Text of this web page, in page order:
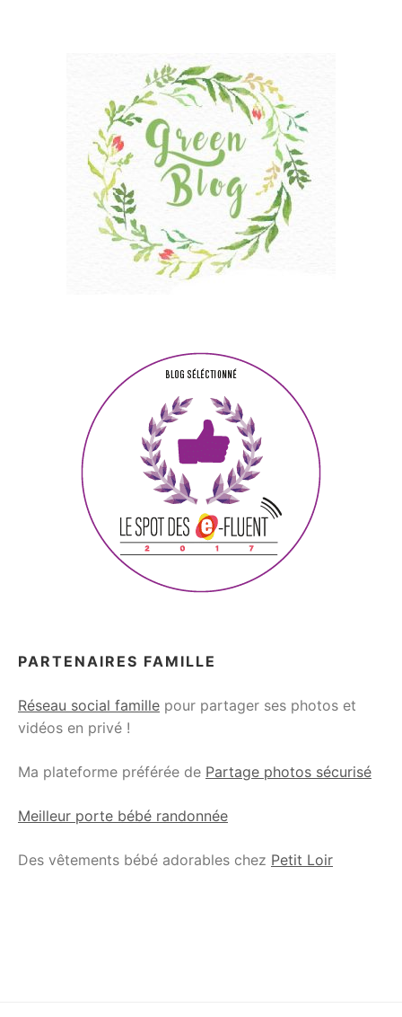
PARTENAIRES FAMILLE
Réseau social famille pour partager ses photos et
vidéos en privé !
Ma plateforme préférée de Partage photos sécurisé
Meilleur porte bébé randonnée
Des vêtements bébé adorables chez Petit Loir